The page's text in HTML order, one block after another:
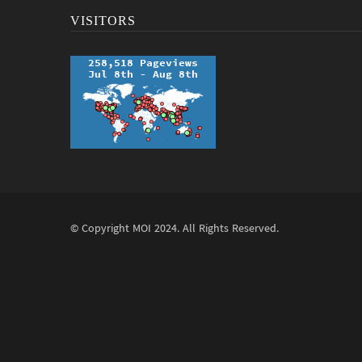
VISITORS
© Copyright MOI 2024. All Rights Reserved.